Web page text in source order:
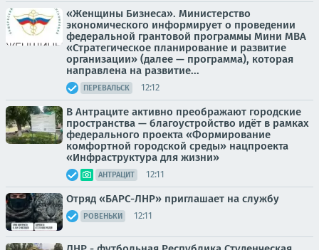
«Женщины Бизнеса». Министерство
экономического информирует о проведении
федеральной грантовой программы Мини MBA
«Стратегическое планирование и развитие
организации» (далее — программа), которая
направлена на развитие...
ПЕРЕВАЛЬСК 12:12
В Антраците активно преображают городские
пространства — благоустройство идёт в рамках
федерального проекта «Формирование
комфортной городской среды» нацпроекта
«Инфраструктура для жизни»
АНТРАЦИТ 12:11
Отряд «БАРС-ЛНР» приглашает на службу
РОВЕНЬКИ 12:11